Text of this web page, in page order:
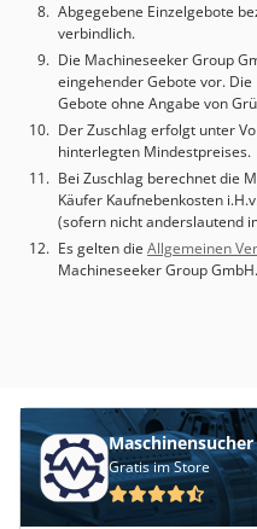
Abgegebene Einzelgebote
verbindlich.
Die Machineseeker Group
eingehender Gebote vor.
Gebote ohne Angabe von
Der Zuschlag erfolgt unter
hinterlegten Mindestpreises.
Bei Zuschlag berechnet die
Käufer Kaufnebenkosten
(sofern nicht anderslautend
Es gelten die Allgemeinen
Machineseeker Group GmbH.
Maschinensucher
Gratis im Store